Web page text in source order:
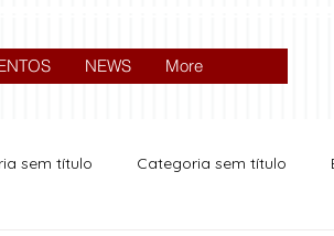
NEWS More
sem título Categoria sem título